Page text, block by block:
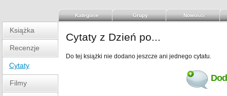
Kategorie Grupy Nowości
Książka
Recenzje
Cytaty
Filmy
Cytaty z Dzień po...
Do tej książki nie dodano jeszcze ani jednego cytatu.